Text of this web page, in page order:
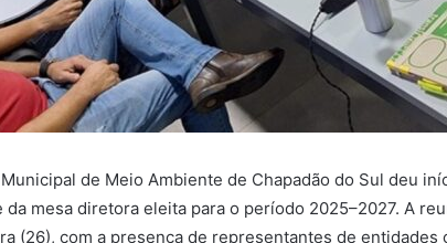
de Meio Ambiente de Chapadão do Sul deu
da mesa diretora eleita para o período 2025–2027. A
(26), com a presença de representantes de entidades